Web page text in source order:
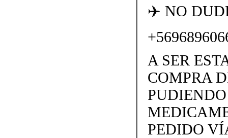
✈️ NO
A SER
COMPRA
PEDIDO